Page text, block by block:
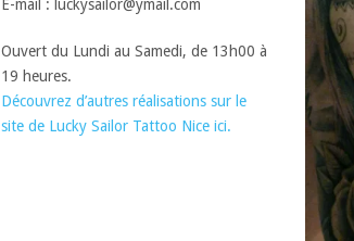
E-mail : luckysailor@ymail.com
Ouvert du Lundi au Samedi, de 13h00 à
19 heures.
Découvrez d’autres réalisations sur le
site de Lucky Sailor Tattoo Nice ici.